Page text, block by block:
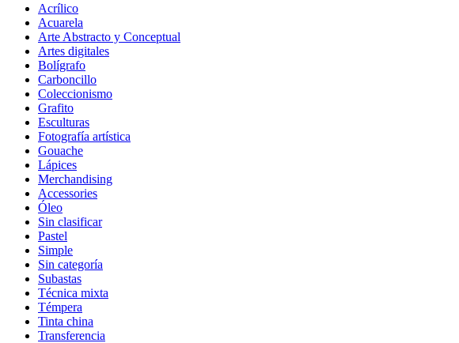
Acrílico
Acuarela
Arte Abstracto y Conceptual
Artes digitales
Bolígrafo
Carboncillo
Coleccionismo
Grafito
Esculturas
Fotografía artística
Gouache
Lápices
Merchandising
Accessories
Óleo
Sin clasificar
Pastel
Simple
Sin categoría
Subastas
Técnica mixta
Témpera
Tinta china
Transferencia